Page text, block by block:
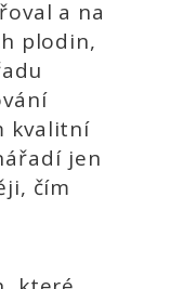
a na
plodin,
kvalitní
jen
čím